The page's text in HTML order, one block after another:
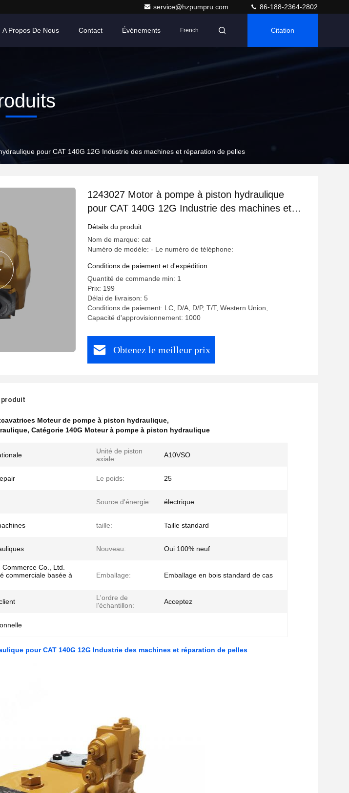
service@hzpumpru.com 86-188-2364-2802
A Propos De Nous Contact Événements French Citation
pour CAT 140G 12G Industrie des machines et réparation de pelles
1243027 Motor à pompe à piston hydraulique
pour CAT 140G 12G Industrie des machines et
réparation de pelles
Détails du produit
Nom de marque: cat
Numéro de modèle: - Le numéro de téléphone:
Conditions de paiement et d'expédition
Quantité de commande min: 1
Prix: 199
Délai de livraison: 5
Conditions de paiement: LC, D/A, D/P, T/T, Western Union,
Capacité d'approvisionnement: 1000
Obtenez le meilleur prix
produit
Moteur de pompe à piston hydraulique,
, Catégorie 140G Moteur à pompe à piston hydraulique
Unité de piston
axiale:
A10VSO
Le poids: 25
Source d'énergie: électrique
taille: Taille standard
Nouveau: Oui 100% neuf
Co., Ltd.
commerciale basée à
Emballage: Emballage en bois standard de cas
L'ordre de
l'échantillon:
Acceptez
pour CAT 140G 12G Industrie des machines et réparation de pelles